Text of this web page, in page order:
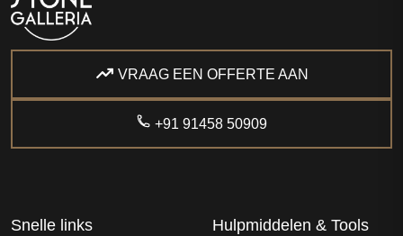
VRAAG EEN OFFERTE AAN
+91 91458 50909
Snelle links Hulpmiddelen & Tools